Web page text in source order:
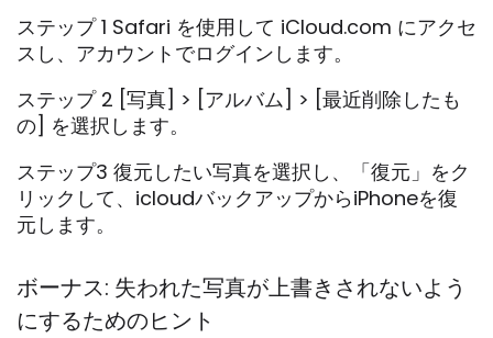
ステップ 1 Safari を使用して iCloud.com にアクセ
スし、アカウントでログインします。
ステップ 2 [写真] > [アルバム] > [最近削除したも
の] を選択します。
ステップ3 復元したい写真を選択し、「復元」をク
リックして、icloudバックアップからiPhoneを復
元します。
ボーナス: 失われた写真が上書きされないよう
にするためのヒント